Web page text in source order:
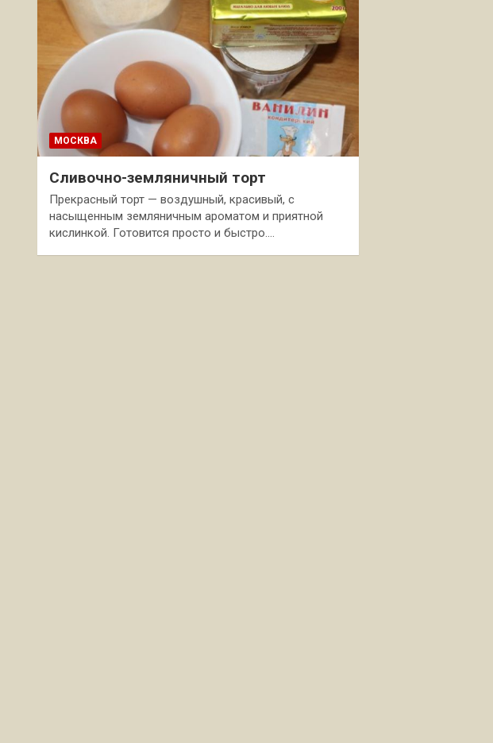
МОСКВА
Сливочно-земляничный торт
Прекрасный торт — воздушный, красивый, с
насыщенным земляничным ароматом и приятной
кислинкой. Готовится просто и быстро.…